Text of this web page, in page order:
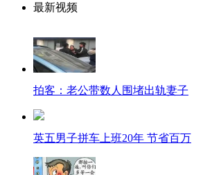
最新视频
拍客：老公带数人围堵出轨妻子
英五男子拼车上班20年 节省百万